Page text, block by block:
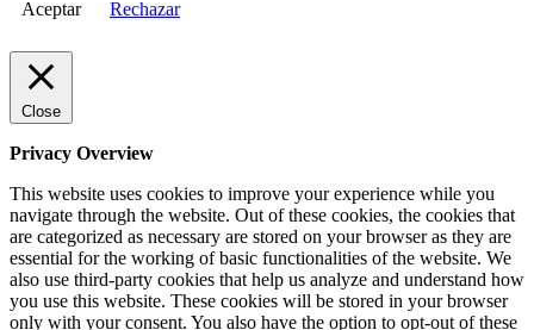
Aceptar Rechazar
Close
Privacy Overview
This website uses cookies to improve your experience while you
navigate through the website. Out of these cookies, the cookies that
are categorized as necessary are stored on your browser as they are
essential for the working of basic functionalities of the website. We
also use third-party cookies that help us analyze and understand how
you use this website. These cookies will be stored in your browser
only with your consent. You also have the option to opt-out of these